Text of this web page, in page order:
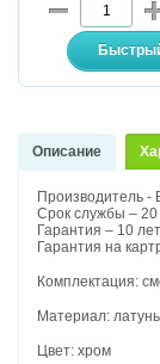
Описание
Производитель -
Срок службы – 20
Гарантия – 10 лет
Гарантия на
Комплектация:
Материал: латунь
Цвет: хром